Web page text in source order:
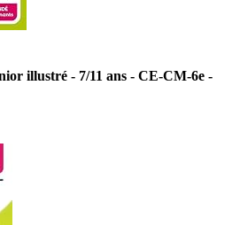
illustré - 7/11 ans - CE-CM-6e -